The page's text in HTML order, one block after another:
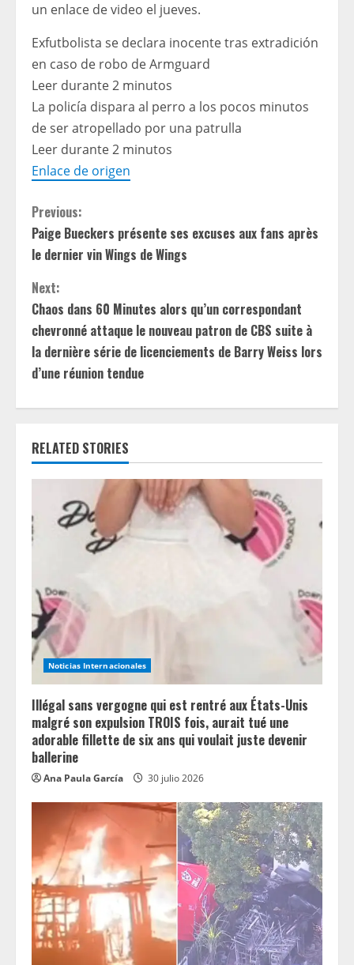
un enlace de video el jueves.
Exfutbolista se declara inocente tras extradición
en caso de robo de Armguard
Leer durante 2 minutos
La policía dispara al perro a los pocos minutos
de ser atropellado por una patrulla
Leer durante 2 minutos
Enlace de origen
C
o
n
t
i
n
u
e
R
e
a
d
i
n
g
Previous:
Paige Bueckers présente ses excuses aux fans après
le dernier vin Wings de Wings
Next:
Chaos dans 60 Minutes alors qu’un correspondant
chevronné attaque le nouveau patron de CBS suite à
la dernière série de licenciements de Barry Weiss lors
d’une réunion tendue
RELATED STORIES
Noticias Internacionales
Illégal sans vergogne qui est rentré aux États-Unis
malgré son expulsion TROIS fois, aurait tué une
adorable fillette de six ans qui voulait juste devenir
ballerine
Ana Paula García 30 julio 2026